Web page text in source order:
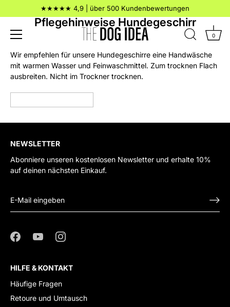
zum
★★★★★ 4,9 | über 500 Kundenbewertungen
0
Pflegehinweise Hundegeschirr
Wir empfehlen für unsere Hundegeschirre eine Handwäsche
mit warmen Wasser und Feinwaschmittel. Zum trocknen Flach
ausbreiten. Nicht im Trockner trocknen.
NEWSLETTER
Abonniere unseren kostenlosen Newsletter und erhalte 10%
auf deinen nächsten Einkauf.
HILFE & KONTAKT
Häufige Fragen
Retoure und Umtausch